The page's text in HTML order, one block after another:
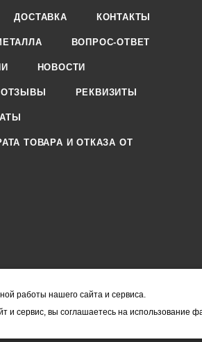
ДОСТАВКА КОНТАКТЫ
ВОПРОС-ОТВЕТ
НОВОСТИ
ОТЗЫВЫ РЕКВИЗИТЫ
ТОВАРА И ОТКАЗА ОТ
характер и не являются офертой (в
Окончательная стоимость товара
работы нашего сайта и сервиса.
и сервис, вы соглашаетесь на использование